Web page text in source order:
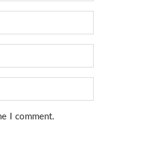
I comment.